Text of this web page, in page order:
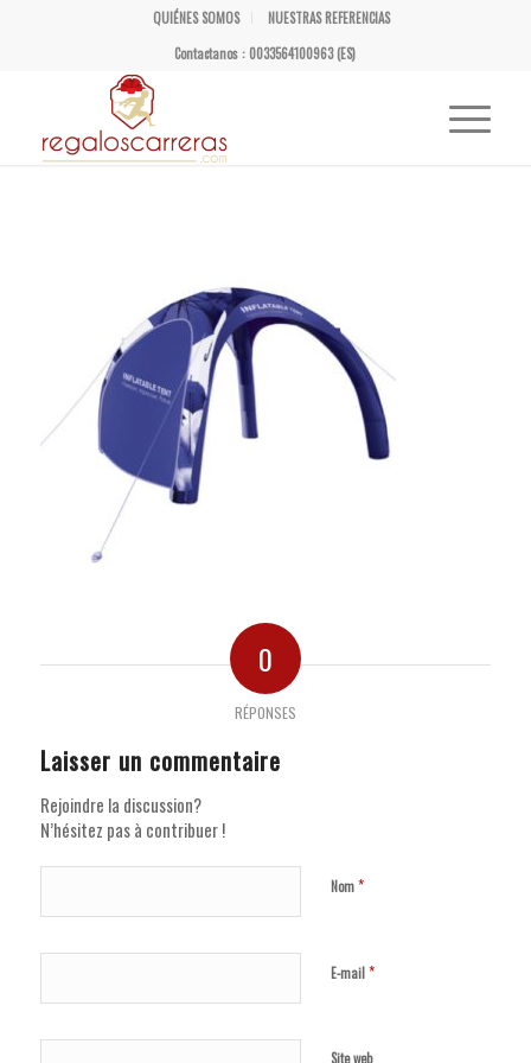
QUIÉNES SOMOS
NUESTRAS REFERENCIAS
Contactanos : 0033564100963 (ES)
0
RÉPONSES
Laisser un commentaire
Rejoindre la discussion?
N’hésitez pas à contribuer !
Nom*
E-mail*
Site web